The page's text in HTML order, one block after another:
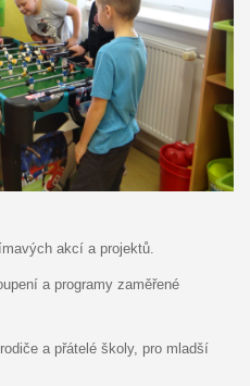
akcí a projektů.
a programy zaměřené
a přátelé školy, pro mladší